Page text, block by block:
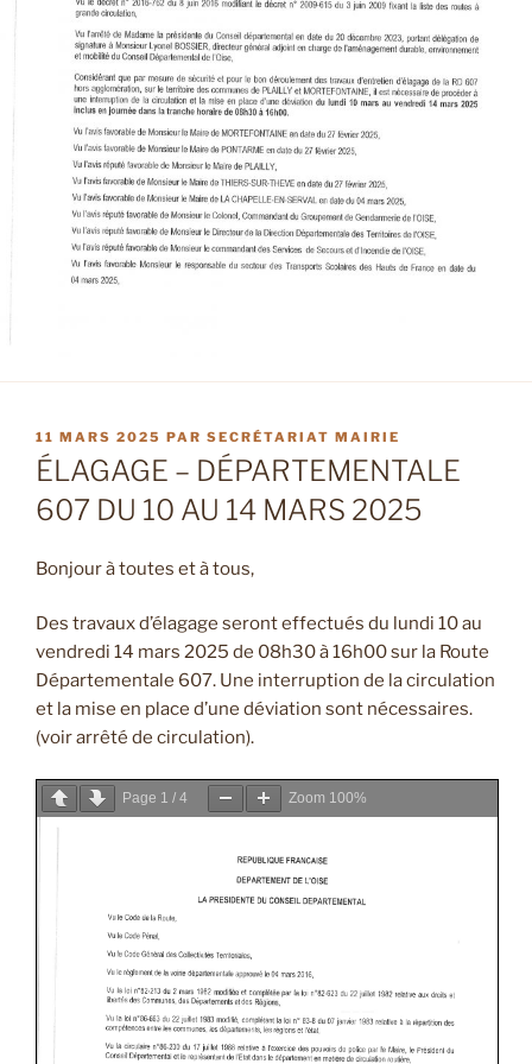
PUBLIÉ
LE
11 MARS 2025 PAR SECRÉTARIAT MAIRIE
ÉLAGAGE – DÉPARTEMENTALE
607 DU 10 AU 14 MARS 2025
Bonjour à toutes et à tous,
Des travaux d’élagage seront effectués du lundi 10 au
vendredi 14 mars 2025 de 08h30 à 16h00 sur la Route
Départementale 607. Une interruption de la circulation
et la mise en place d’une déviation sont nécessaires.
(voir arrêté de circulation).
Page 1 / 4 Zoom 100%